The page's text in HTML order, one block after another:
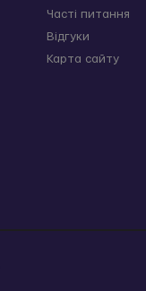
Часті питання
Відгуки
Карта сайту